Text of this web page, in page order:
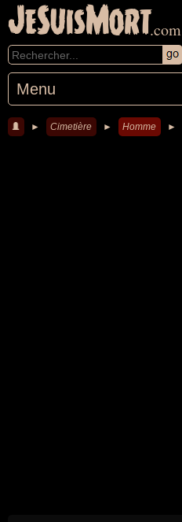
JeSuisMort.com
Menu
► Cimetière ► Homme ►